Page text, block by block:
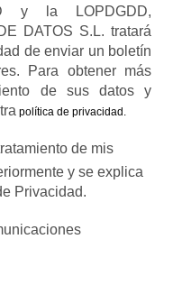
y la LOPDGDD,
DATOS S.L. tratará
de enviar un boletín
Para obtener más
de sus datos y
política de privacidad
de mis
y se explica
Privacidad.